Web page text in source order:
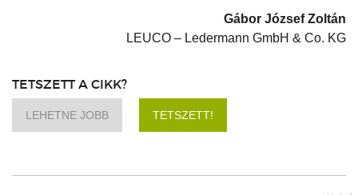
Gábor József Zoltán
LEUCO – Ledermann GmbH & Co. KG
TETSZETT A CIKK?
LEHETNE JOBB TETSZETT!